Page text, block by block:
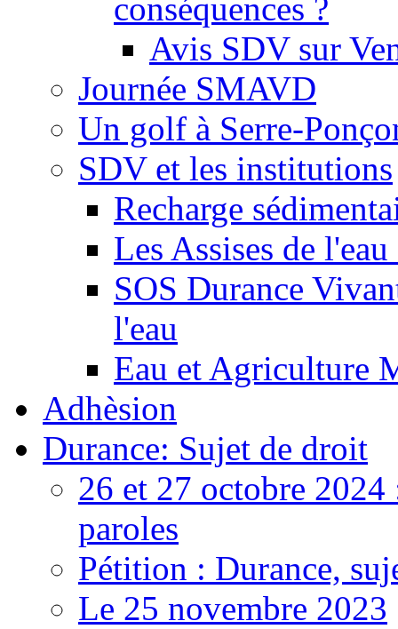
conséquences ?
Avis SDV sur
Journée SMAVD
Un golf à Serre-
SDV et les institutions
Recharge
Les Assises de
SOS Durance
l'eau
Eau et Agriculture
Adhèsion
Durance: Sujet de droit
26 et 27 octobre 2024
paroles
Pétition : Durance,
Le 25 novembre 2023